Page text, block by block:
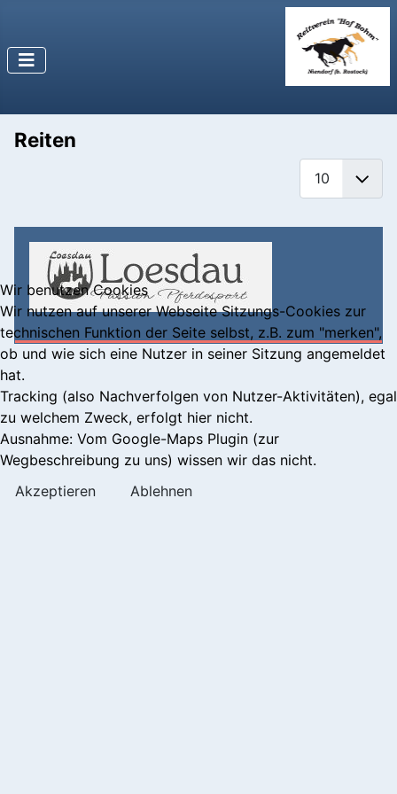
Reiten
Wir benutzen Cookies
Wir nutzen auf unserer Webseite Sitzungs-Cookies zur
technischen Funktion der Seite selbst, z.B. zum "merken",
ob und wie sich eine Nutzer in seiner Sitzung angemeldet
hat.
Tracking (also Nachverfolgen von Nutzer-Aktivitäten), egal
zu welchem Zweck, erfolgt hier nicht.
Ausnahme: Vom Google-Maps Plugin (zur
Wegbeschreibung zu uns) wissen wir das nicht.
Akzeptieren
Ablehnen